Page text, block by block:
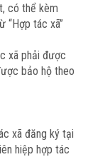
có thể kèm
“Hợp tác xã”
xã phải được
bảo hộ theo
xã đăng ký tại
hiệp hợp tác